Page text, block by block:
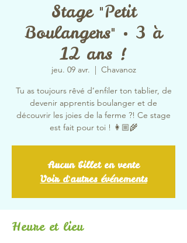
Stage "Petit
Boulangers" • 3 à
12 ans !
jeu. 09 avr.
  |
Chavanoz
Tu as toujours rêvé d’enfiler ton tablier, de
devenir apprentis boulanger et de
découvrir les joies de la ferme ?! Ce stage
est fait pour toi ! 👩🏼‍🌾
Aucun billet en vente
Voir d'autres événements
Heure et lieu